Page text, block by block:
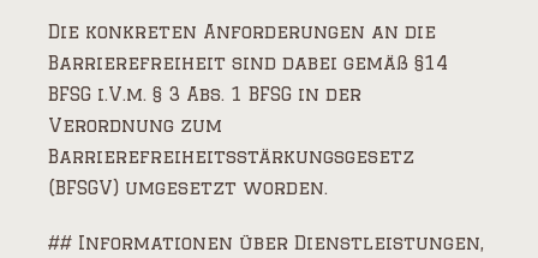
Die konkreten Anforderungen an die
Barrierefreiheit sind dabei gemäß §14
BFSG i.V.m. § 3 Abs. 1 BFSG in der
Verordnung zum
Barrierefreiheitsstärkungsgesetz
(BFSGV) umgesetzt worden.
## Informationen über Dienstleistungen,